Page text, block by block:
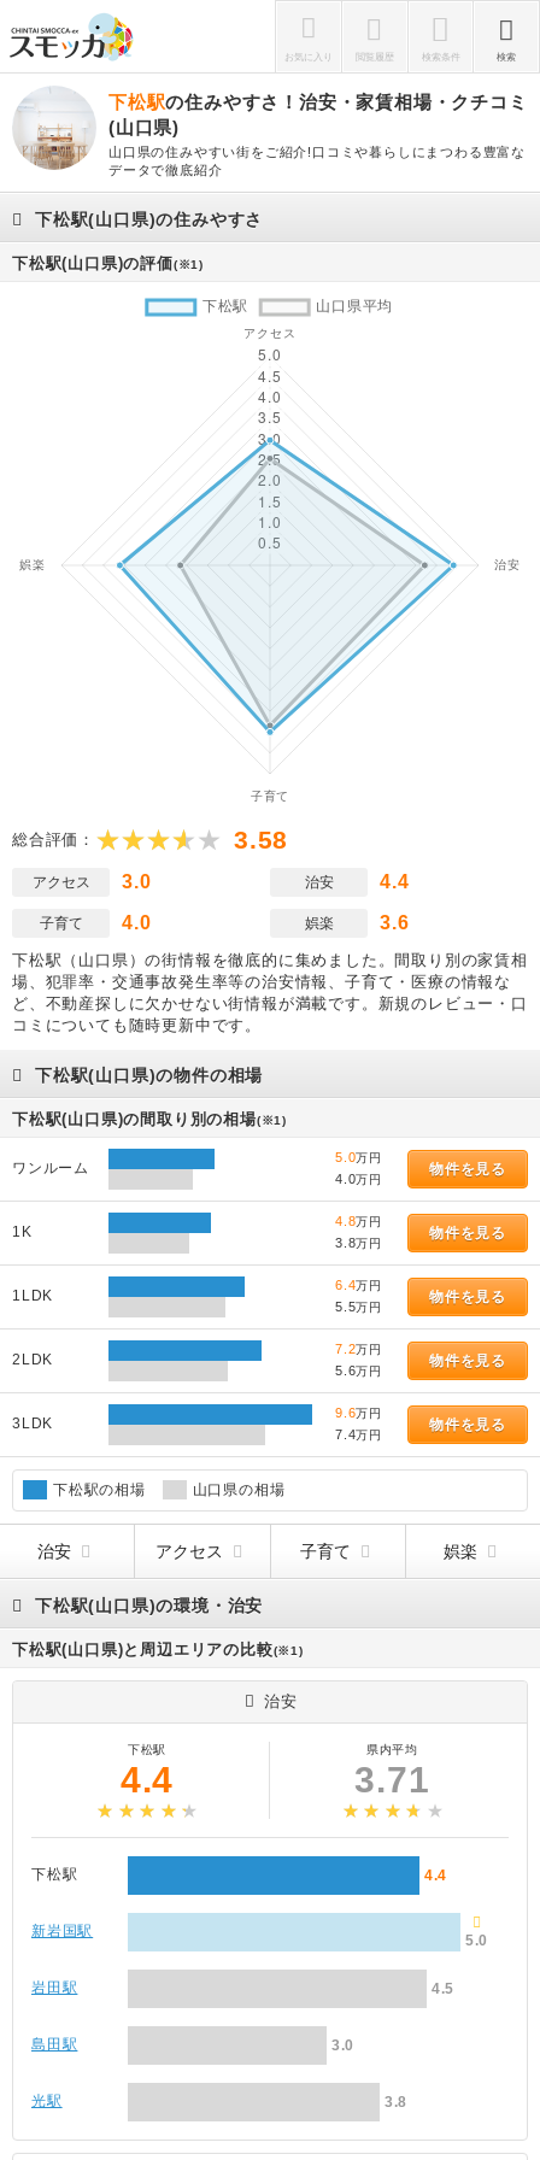
お気に入り 閲覧履歴 検索条件 検索
下松駅の住みやすさ！治安・家賃相場・クチコミ
(山口県)
山口県の住みやすい街をご紹介!口コミや暮らしにまつわる豊富な
データで徹底紹介
下松駅(山口県)の住みやすさ
下松駅(山口県)の評価(※1)
総合評価： 3.58
アクセス 3.0 治安 4.4
子育て 4.0 娯楽 3.6
下松駅（山口県）の街情報を徹底的に集めました。間取り別の家賃相
場、犯罪率・交通事故発生率等の治安情報、子育て・医療の情報な
ど、不動産探しに欠かせない街情報が満載です。新規のレビュー・口
コミについても随時更新中です。
下松駅(山口県)の物件の相場
下松駅(山口県)の間取り別の相場(※1)
ワンルーム
5.0万円
4.0万円
物件を見る
1K
4.8万円
3.8万円
物件を見る
1LDK
6.4万円
5.5万円
物件を見る
2LDK
7.2万円
5.6万円
物件を見る
3LDK
9.6万円
7.4万円
物件を見る
下松駅の相場 山口県の相場
治安 アクセス 子育て 娯楽
下松駅(山口県)の環境・治安
下松駅(山口県)と周辺エリアの比較(※1)
治安
下松駅
4.4
県内平均
3.71
下松駅 4.4
新岩国駅
5.0
岩田駅 4.5
島田駅 3.0
光駅 3.8